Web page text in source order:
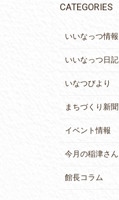
CATEGORIES
いいなっつ情報
いいなっつ日記
いなつびより
まちづくり新聞
イベント情報
今月の稲津さん
館長コラム